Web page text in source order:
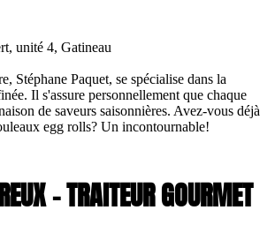
unité 4, Gatineau
Stéphane Paquet, se spécialise dans la
Il s'assure personnellement que chaque
de saveurs saisonnières. Avez-vous déjà
egg rolls? Un incontournable!
– TRAITEUR GOURMET